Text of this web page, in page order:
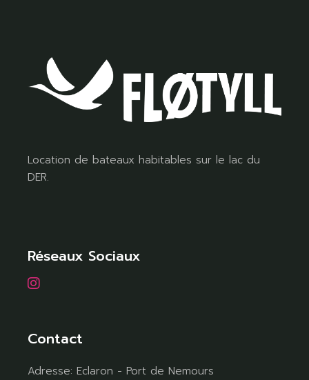
Location de bateaux habitables sur le lac du
DER.
Réseaux Sociaux
Contact
Adresse:Eclaron - Port de Nemours